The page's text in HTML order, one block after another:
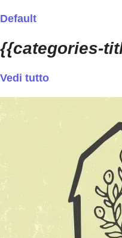
Default
{{categories-
Vedi tutto